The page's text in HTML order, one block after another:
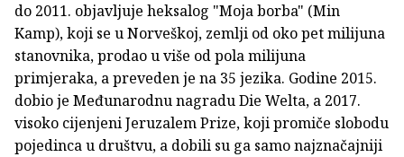
do 2011. objavljuje heksalog "Moja borba" (Min
Kamp), koji se u Norveškoj, zemlji od oko pet milijuna
stanovnika, prodao u više od pola milijuna
primjeraka, a preveden je na 35 jezika. Godine 2015.
dobio je Međunarodnu nagradu Die Welta, a 2017.
visoko cijenjeni Jeruzalem Prize, koji promiče slobodu
pojedinca u društvu, a dobili su ga samo najznačajniji